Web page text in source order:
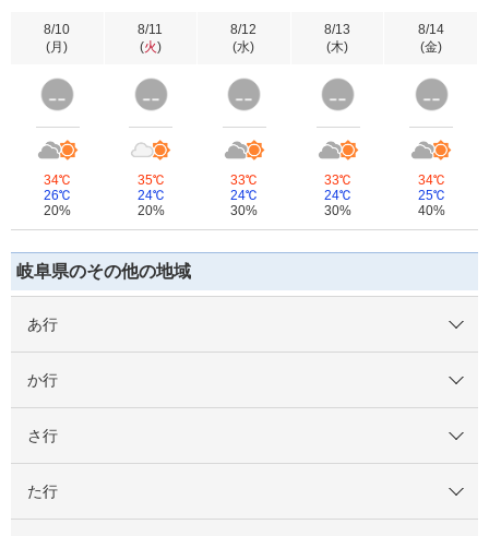
8/10
(月)
34℃
26℃
20%
8/11
(火)
35℃
24℃
20%
8/12
(水)
33℃
24℃
30%
8/13
(木)
33℃
24℃
30%
8/14
(金)
34℃
25℃
40%
岐阜県のその他の地域
あ行
か行
さ行
た行